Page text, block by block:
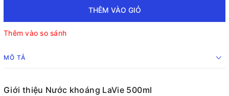
THÊM VÀO GIỎ
Thêm vào so sánh
MÔ TẢ
Giới thiệu Nước khoáng LaVie 500ml